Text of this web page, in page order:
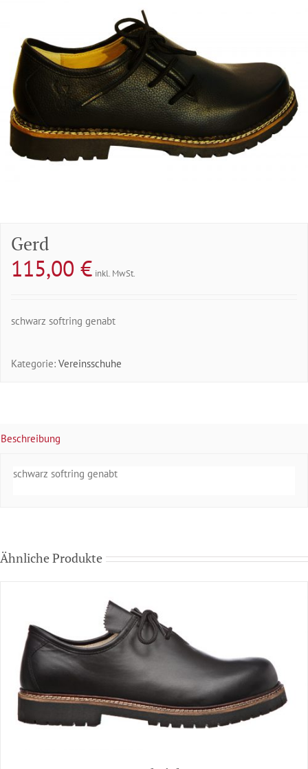
Gerd
115,00 € inkl. MwSt.
schwarz softring genabt
Kategorie: Vereinsschuhe
Beschreibung
schwarz softring genabt
Ähnliche Produkte